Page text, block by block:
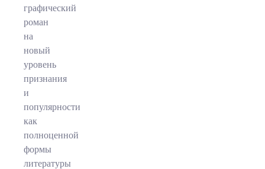
графический
роман
на
новый
уровень
признания
и
популярности
как
полноценной
формы
литературы